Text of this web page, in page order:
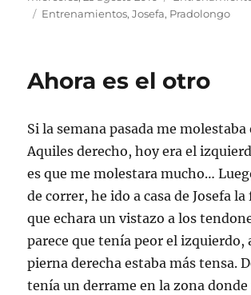
el Etiquetas
Entrenamientos,Josefa, Pradolongo
Ahora es el otro
Si la semana pasada me
Aquiles derecho, hoy era el
es que me molestara mucho…
de correr, he ido a casa de Josefa
que echara un vistazo a los
parece que tenía peor el izquierdo,
pierna derecha estaba más tensa.
tenía un derrame en la zona